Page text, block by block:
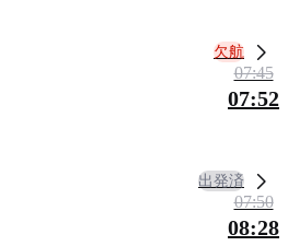
欠航
07:45
07:52
出発済
07:50
08:28